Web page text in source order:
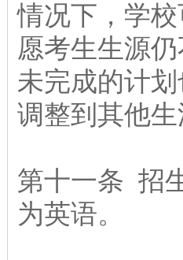
情况下，学
愿考生生源
未完成的计
调整到其他
第十一条 招
为英语。